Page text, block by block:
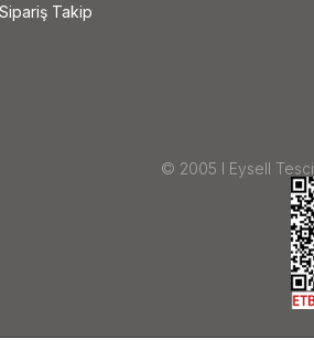
Sipariş Takip
© 2005 I Eysell